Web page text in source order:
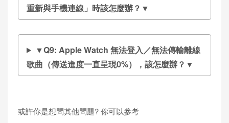
重新與手機連線」時該怎麼辦？▼
▼Q9: Apple Watch 無法登入／無法傳輸離線
歌曲（傳送進度一直呈現0%），該怎麼辦？▼
或許你是想問其他問題? 你可以參考